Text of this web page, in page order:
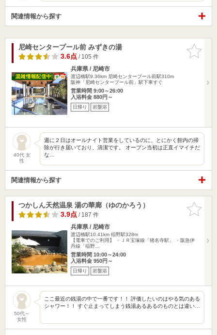
関連情報から探す
お気に入
りに追加
尼崎センタープール前 みずきの湯
3.6点/ 105 件
兵庫県 / 尼崎市
渡辺橋駅9.36km 尼崎センタープール前駅310m
阪神「尼崎センタープール前」駅下車すぐ
営業時間 9:00～26:00
入浴料金 880円～
日帰り 岩盤浴
40代 女
性
週に２日はオールナイト営業をしているのに、とにかく館内の掃
除が行き届いており、清潔です。 オープン当初は正直イマイチだ
な…
関連情報から探す
お気に入
りに追加
つかしん天然温泉 湯の華廊（ゆのかろう）
3.9点/ 187 件
兵庫県 / 尼崎市
渡辺橋駅10.41km 稲野駅328m
【電車でのご利用】 ・ＪＲ宝塚線「猪名寺駅」 ・阪急伊
丹線「稲野…
営業時間 10:00～24:00
入浴料金 950円～
日帰り 岩盤浴
50代～
女性
ここ最近の銭湯の中で一番です！！ 評価したいのはやる気のある
シャワー！！ すぐ止まってしまう銭湯あるあるのものとは違い…